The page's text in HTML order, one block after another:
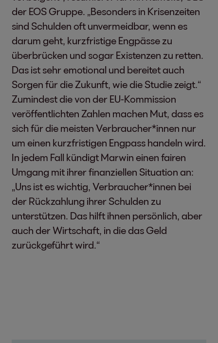
der EOS Gruppe. „Besonders in Krisenzeiten
sind Schulden oft unvermeidbar, wenn es
darum geht, kurzfristige Engpässe zu
überbrücken und sogar Existenzen zu retten.
Das ist sehr emotional und bereitet auch
Sorgen für die Zukunft, wie die Studie zeigt.“
Zumindest die von der EU-Kommission
veröffentlichten Zahlen machen Mut, dass es
sich für die meisten Verbraucher*innen nur
um einen kurzfristigen Engpass handeln wird.
In jedem Fall kündigt Marwin einen fairen
Umgang mit ihrer finanziellen Situation an:
„Uns ist es wichtig, Verbraucher*innen bei
der Rückzahlung ihrer Schulden zu
unterstützen. Das hilft ihnen persönlich, aber
auch der Wirtschaft, in die das Geld
zurückgeführt wird.“